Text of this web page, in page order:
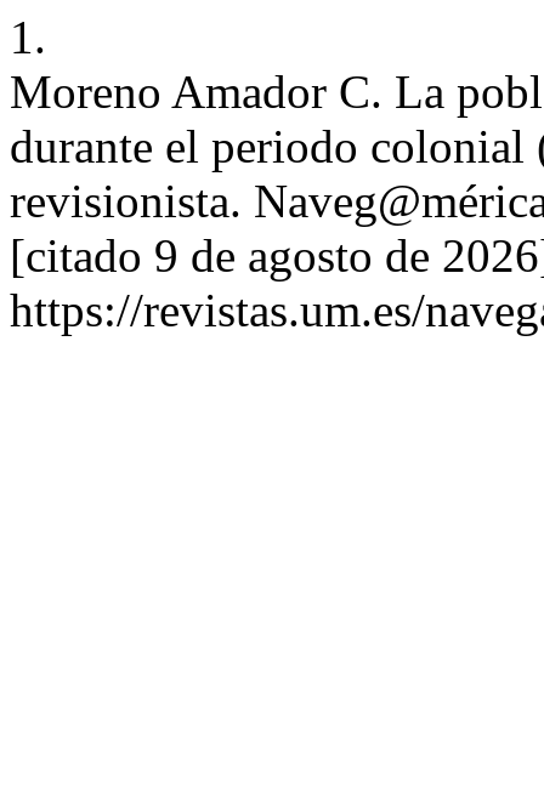
1.
Moreno Amador C. La
durante el periodo
revisionista.
[citado 9 de agosto de
https://revistas.um.es/